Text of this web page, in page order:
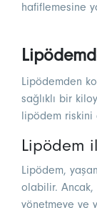
hafiflemesine
Lipödemden
sağlıklı bir
lipödem riskini
Lipödem
Lipödem,
olabilir. Ancak,
yönetmeye ve